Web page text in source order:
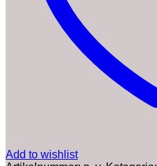
Maker
Untersetzer,
Add to wishlist